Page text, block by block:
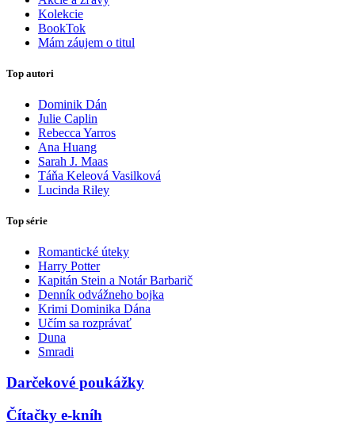
Kolekcie
BookTok
Mám záujem o titul
Top autori
Dominik Dán
Julie Caplin
Rebecca Yarros
Ana Huang
Sarah J. Maas
Táňa Keleová Vasilková
Lucinda Riley
Top série
Romantické úteky
Harry Potter
Kapitán Stein a Notár Barbarič
Denník odvážneho bojka
Krimi Dominika Dána
Učím sa rozprávať
Duna
Smradi
Darčekové poukážky
Čítačky e-kníh